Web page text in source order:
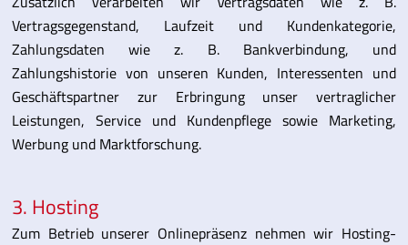
Vertragsgegenstand, Laufzeit und Kundenkategorie,
Zahlungsdaten wie z. B. Bankverbindung, und
Zahlungshistorie von unseren Kunden, Interessenten und
Geschäftspartner zur Erbringung unser vertraglicher
Leistungen, Service und Kundenpflege sowie Marketing,
Werbung und Marktforschung.
3. Hosting
Zum Betrieb unserer Onlinepräsenz nehmen wir Hosting-